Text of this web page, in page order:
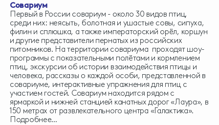
Совариум
Первый в России совариум - около 30 видов птиц,
среди них: неясыть, болотная и ушастые совы, сипуха,
филин и сплюшка, а также императорский орёл, коршун
и другие представители пернатых из российских
питомников. На территории совариума проходят шоу-
программы с показательными полётами и кормлением
птиц, экскурсии об истории взаимодействия птицы и
человека, рассказы о каждой особи, представленной в
совариуме, интерактивные упражнения для птиц с
участием гостей. Совариум находится рядом с
ярмаркой и нижней станцией канатных дорог «Лаура», в
150 метрах от развлекательного центра «Галактика».
Подробнее...